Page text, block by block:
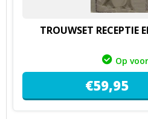
TROUWSET RECEPTIE
Op
€59,95